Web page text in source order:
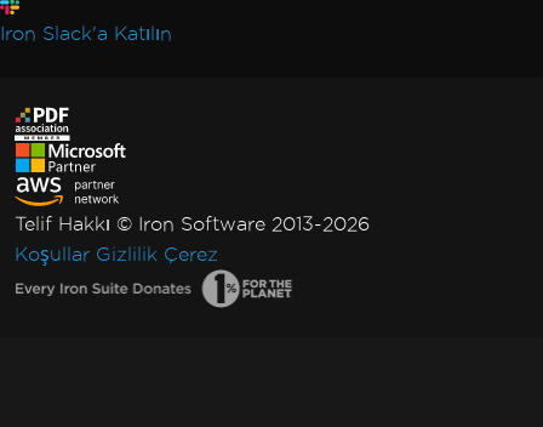
Iron Slack'a Katılın
Telif Hakkı © Iron Software 2013-2026
Koşullar Gizlilik Çerez